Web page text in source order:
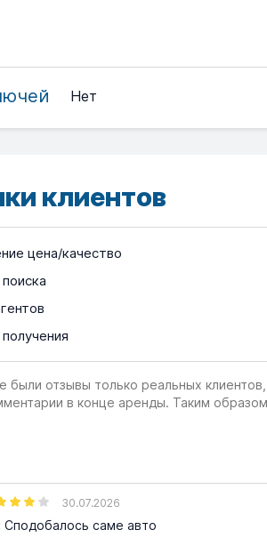
Нет
клиентов
цена/качество
отзывы только реальных
в конце аренды. Таким
30.07.2026
Сподобалось саме авто